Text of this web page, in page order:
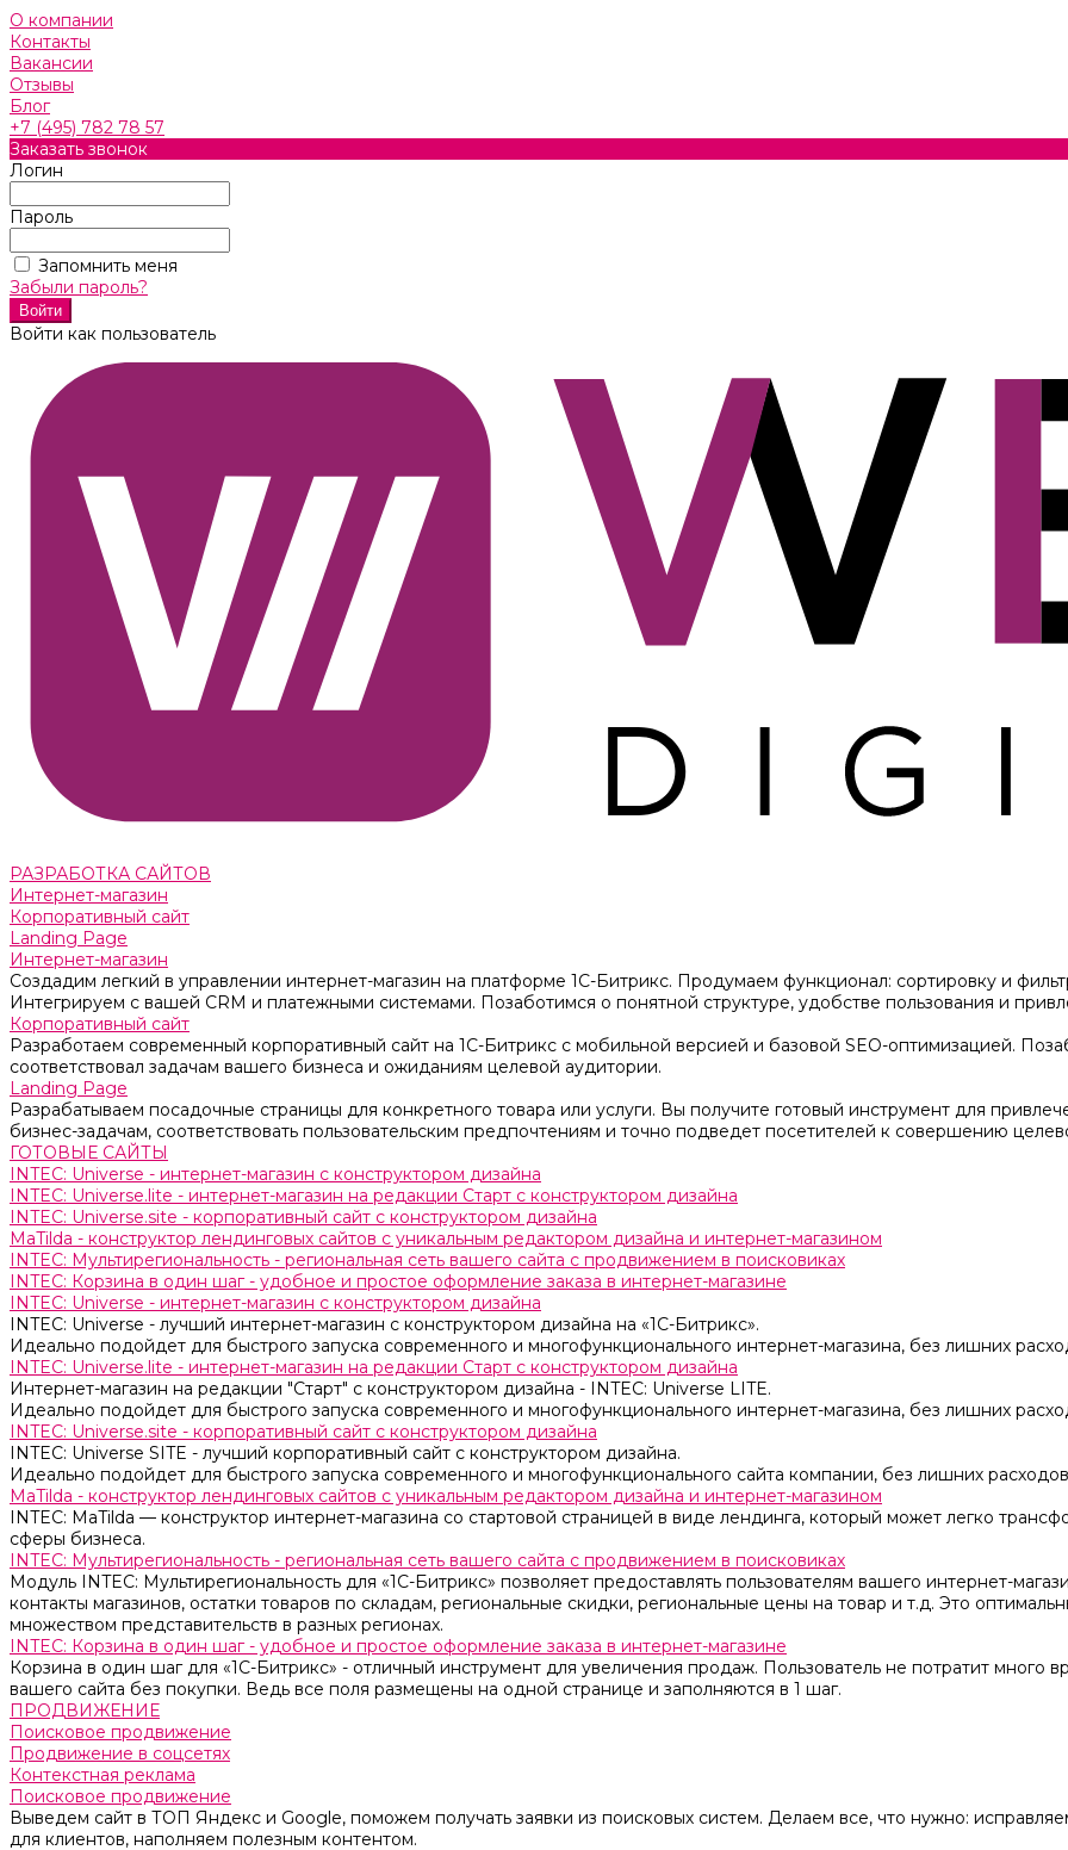
О компании
Контакты
Вакансии
Отзывы
Блог
+7 (495) 782 78 57
Заказать звонок
Логин
Пароль
Запомнить меня
Забыли пароль?
Войти как пользователь
РАЗРАБОТКА САЙТОВ
Интернет-магазин
Корпоративный сайт
Landing Page
Интернет-магазин
Создадим легкий в управлении интернет-магазин на платформе 1С-Битрикс. Продумаем функционал: сортировку и
Интегрируем с вашей CRM и платежными системами. Позаботимся о понятной структуре, удобстве пользования и
Корпоративный сайт
Разработаем современный корпоративный сайт на 1С-Битрикс с мобильной версией и базовой SEO-оптимизацией.
соответствовал задачам вашего бизнеса и ожиданиям целевой аудитории.
Landing Page
Разрабатываем посадочные страницы для конкретного товара или услуги. Вы получите готовый инструмент для
бизнес-задачам, соответствовать пользовательским предпочтениям и точно подведет посетителей к совершению
ГОТОВЫЕ САЙТЫ
INTEC: Universe - интернет-магазин с конструктором дизайна
INTEC: Universe.lite - интернет-магазин на редакции Старт с конструктором дизайна
INTEC: Universe.site - корпоративный сайт с конструктором дизайна
MaTilda - конструктор лендинговых сайтов с уникальным редактором дизайна и интернет-магазином
INTEC: Мультирегиональность - региональная сеть вашего сайта с продвижением в поисковиках
INTEC: Корзина в один шаг - удобное и простое оформление заказа в интернет-магазине
INTEC: Universe - интернет-магазин с конструктором дизайна
INTEC: Universe - лучший интернет-магазин с конструктором дизайна на «1C-Битрикс».
Идеально подойдет для быстрого запуска современного и многофункционального интернет-магазина, без лишних
INTEC: Universe.lite - интернет-магазин на редакции Старт с конструктором дизайна
Интернет-магазин на редакции "Старт" с конструктором дизайна - INTEC: Universe LITE.
Идеально подойдет для быстрого запуска современного и многофункционального интернет-магазина, без лишних
INTEC: Universe.site - корпоративный сайт с конструктором дизайна
INTEC: Universe SITE - лучший корпоративный сайт с конструктором дизайна.
Идеально подойдет для быстрого запуска современного и многофункционального сайта компании, без лишних
MaTilda - конструктор лендинговых сайтов с уникальным редактором дизайна и интернет-магазином
INTEC: MaTilda — конструктор интернет-магазина со стартовой страницей в виде лендинга, который может легко
сферы бизнеса.
INTEC: Мультирегиональность - региональная сеть вашего сайта с продвижением в поисковиках
Модуль INTEC: Мультирегиональность для «1С-Битрикс» позволяет предоставлять пользователям вашего интернет-
контакты магазинов, остатки товаров по складам, региональные скидки, региональные цены на товар и т.д. Это
множеством представительств в разных регионах.
INTEC: Корзина в один шаг - удобное и простое оформление заказа в интернет-магазине
Корзина в один шаг для «1С-Битрикс» - отличный инструмент для увеличения продаж. Пользователь не потратит много
вашего сайта без покупки. Ведь все поля размещены на одной странице и заполняются в 1 шаг.
ПРОДВИЖЕНИЕ
Поисковое продвижение
Продвижение в соцсетях
Контекстная реклама
Поисковое продвижение
Выведем сайт в ТОП Яндекс и Google, поможем получать заявки из поисковых систем. Делаем все, что нужно:
для клиентов, наполняем полезным контентом.